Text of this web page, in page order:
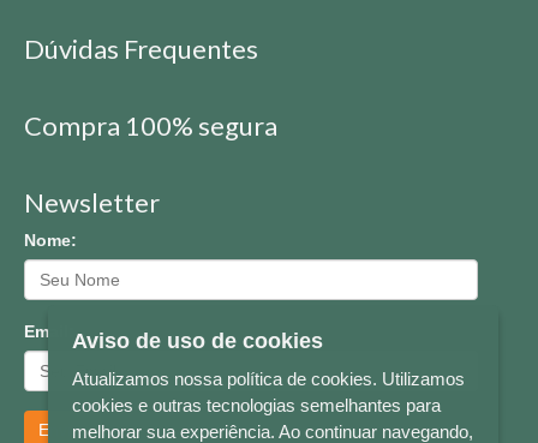
Dúvidas Frequentes
Compra 100% segura
Newsletter
Nome:
Email:
Enviar
Aviso de uso de cookies
Atualizamos nossa política de cookies. Utilizamos
cookies e outras tecnologias semelhantes para
melhorar sua experiência. Ao continuar navegando,